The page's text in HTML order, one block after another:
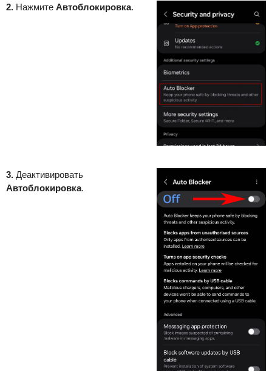
2. Нажмите Автоблокировка.
3. Деактивировать
Автоблокировка.